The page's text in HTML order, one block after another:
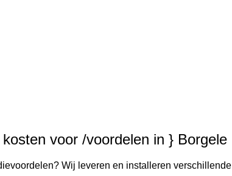
voor /voordelen in } Borgele
Wij leveren en installeren verschillende